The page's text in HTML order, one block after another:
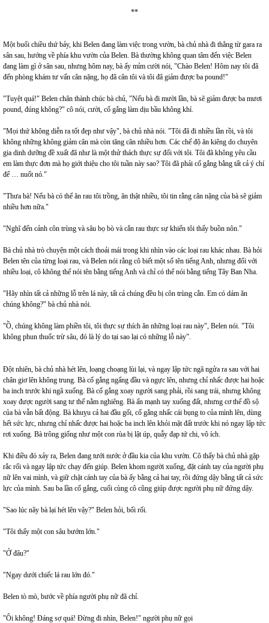
**
Một buổi chiều thứ bảy, khi Belen đang làm việc trong vườn, bà chủ nhà đi thẳng từ gara ra
sân sau, hướng về phía khu vườn của Belen. Bà thường không quan tâm đến việc Belen
đang làm gì ở sân sau, nhưng hôm nay, bà ấy mỉm cười nói, "Chào Belen! Hôm nay tôi đã
đến phòng khám tư vấn cân nặng, họ đã cân tôi và tôi đã giảm được ba pound!"
"Tuyệt quá!" Belen chân thành chúc bà chủ, "Nếu bà đi mười lần, bà sẽ giảm được ba mươi
pound, đúng không?" cô nói, cười, cố gắng làm dịu bầu không khí.
"Mọi thứ không diễn ra tốt đẹp như vậy", bà chủ nhà nói. "Tôi đã đi nhiều lần rồi, và tôi
không những không giảm cân mà còn tăng cân nhiều hơn. Các chế độ ăn kiêng do chuyên
gia dinh dưỡng đề xuất đã như là một thử thách thực sự đối với tôi. Tôi đã không yêu cầu
em làm thực đơn mà họ giới thiệu cho tôi tuần này sao? Tôi đã phải cố gắng bằng tất cả ý chí
để … nuốt nó."
"Thưa bà! Nếu bà có thể ăn rau tôi trồng, ăn thật nhiều, tôi tin rằng cân nặng của bà sẽ giảm
nhiều hơn nữa."
"Nghĩ đến cảnh côn trùng và sâu bọ bò và cắn rau thực sự khiến tôi thấy buồn nôn."
Bà chủ nhà trò chuyện một cách thoải mái trong khi nhìn vào các loại rau khác nhau. Bà hỏi
Belen tên của từng loại rau, và Belen nói rằng cô biết một số tên tiếng Anh, nhưng đối với
nhiều loại, cô không thể nói tên bằng tiếng Anh và chỉ có thể nói bằng tiếng Tây Ban Nha.
"Hãy nhìn tất cả những lỗ trên lá này, tất cả chúng đều bị côn trùng cắn. Em có dám ăn
chúng không?" bà chủ nhà nói.
"Ồ, chúng không làm phiền tôi, tôi thực sự thích ăn những loại rau này", Belen nói. "Tôi
không phun thuốc trừ sâu, đó là lý do tại sao lại có những lỗ này".
Đột nhiên, bà chủ nhà hét lên, loạng choạng lùi lại, và ngay lập tức ngã ngửa ra sau với hai
chân giơ lên ​​không trung. Bà cố gắng ngẩng đầu và ngực lên, nhưng chỉ nhấc được hai hoặc
ba inch trước khi ngã xuống. Bà cố gắng xoay người sang phải, rồi sang trái, nhưng không
xoay được người sang tư thế nằm nghiêng. Bà ấn mạnh tay xuống đất, nhưng cơ thể đồ sộ
của bà vẫn bất động. Bà khuỵu cả hai đầu gối, cố gắng nhấc cái bụng to của mình lên, dùng
hết sức lực, nhưng chỉ nhấc được hai hoặc ba inch lên khỏi mặt đất trước khi nó ngay lập tức
rơi xuống. Bà trông giống như một con rùa bị lật úp, quẫy đạp tứ chi, vô ích.
Khi điều đó xảy ra, Belen đang tưới nước ở đầu kia của khu vườn. Cô thấy bà chủ nhà gặp
rắc rối và ngay lập tức chạy đến giúp. Belen khom người xuống, đặt cánh tay của người phụ
nữ lên vai mình, và giữ chặt cánh tay của bà ấy bằng cả hai tay, rồi đứng dậy bằng tất cả sức
lực của mình. Sau ba lần cố gắng, cuối cùng cô cũng giúp được người phụ nữ đứng dậy.
"Sao lúc nãy bà lại hét lên vậy?" Belen hỏi, bối rối.
"Tôi thấy một con sâu bướm lớn."
"Ở đâu?"
"Ngay dưới chiếc lá rau lớn đó."
Belen tò mò, bước về phía người phụ nữ đã chỉ.
"Ôi không! Đáng sợ quá! Đừng đi nhìn, Belen!" người phụ nữ gọi